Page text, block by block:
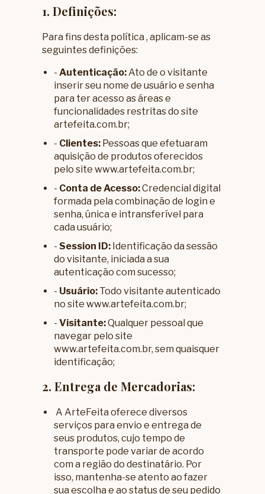
1. Definições:
Para fins desta política , aplicam-se as
seguintes definições:
-Autenticação:Ato de o visitante
inserir seu nome de usuário e senha
para ter acesso as áreas e
funcionalidades restritas do site
artefeita.com.br;
- Clientes: Pessoas que efetuaram
aquisição de produtos oferecidos
pelo sitewww.artefeita.com.br;
- Conta de Acesso:Credencial digital
formada pela combinação de login e
senha, única e intransferível para
cada usuário;
-Session ID: Identificação da sessão
do visitante, iniciada a sua
autenticação com sucesso;
- Usuário: Todo visitante autenticado
no sitewww.artefeita.com.br;
-Visitante:Qualquer pessoal que
navegar pelo site
www.artefeita.com.br, sem quaisquer
identificação;
2. Entrega de Mercadorias:
A ArteFeita oferece diversos
serviços para envio e entrega de
seus produtos, cujo tempo de
transporte pode variar de acordo
com a região do destinatário. Por
isso, mantenha-se atento ao fazer
sua escolha e ao status de seu pedido